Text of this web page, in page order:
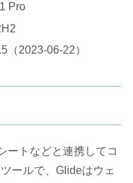
Pro
2023-06-22）
トなどと連携してコ
ールで、Glideはウェ